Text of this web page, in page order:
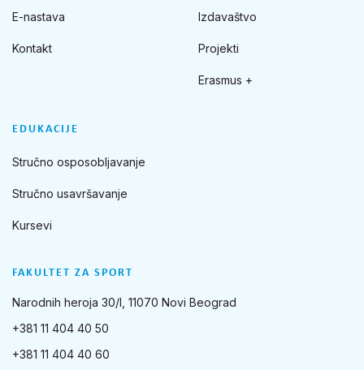
FAKULTET ZA SPORT
Narodnih heroja 30/I, 11070 Novi Beograd
+381 11 404 40 50
+381 11 404 40 60
E-nastava
Kontakt
Izdavaštvo
Projekti
Erasmus +
EDUKACIJE
Stručno osposobljavanje
Stručno usavršavanje
Kursevi